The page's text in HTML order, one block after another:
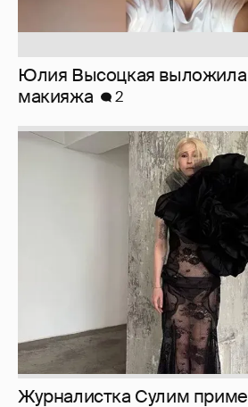
Журналистка Сулим